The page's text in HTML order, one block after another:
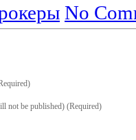
No
not be published) (Required)